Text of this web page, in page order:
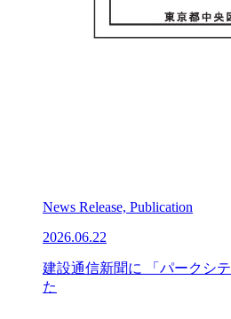
News Release, Publication
2026.06.22
建設通信新聞に 「パークシ
た